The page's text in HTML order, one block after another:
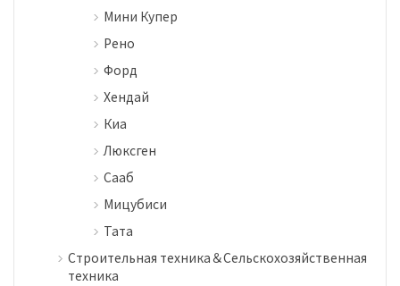
Мини Купер
Рено
Форд
Хендай
Киа
Люксген
Сааб
Мицубиси
Тата
Строительная техника＆Сельскохозяйственная
техника